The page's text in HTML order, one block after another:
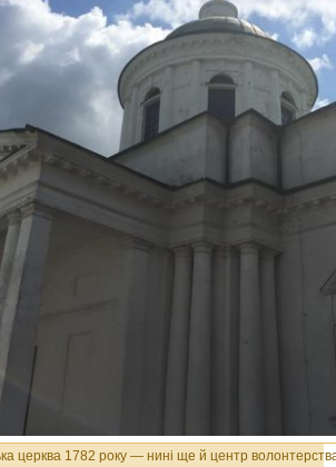
церква 1782 року — нині ще й центр